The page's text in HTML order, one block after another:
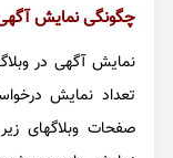
چگونگی نمایش آگهی
نمایش آگهی در
تعداد نمایش
صفحات وبلاگهای